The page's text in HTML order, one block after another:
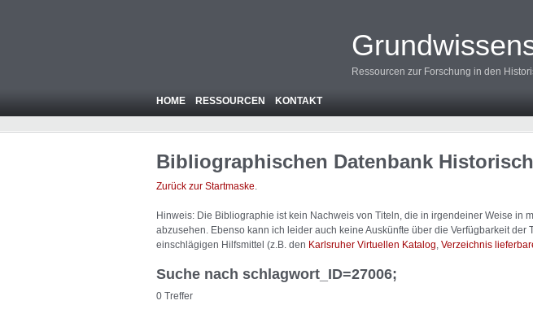
Ressourcen zur Forschung in den
HOME RESSOURCEN KONTAKT
Bibliographischen Datenbank
Zurück zur Startmaske.
Hinweis: Die Bibliographie ist kein Nachweis von Titeln, die in irgendeiner Weise in
abzusehen. Ebenso kann ich leider auch keine Auskünfte über die Verfügbarkeit
einschlägigen Hilfsmittel (z.B. den Karlsruher Virtuellen Katalog Verzeichnis
Suche nach schlagwort_ID=27006;
0 Treffer